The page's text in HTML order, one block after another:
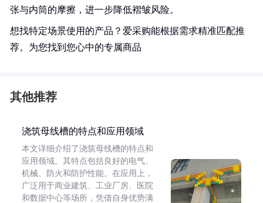
张与内筒的摩擦，进一步降低褶皱风险。
想找特定场景使用的产品？爱采购能根据需求精准匹配推
荐。为您找到您心中的专属商品
其他推荐
浇筑母线槽的特点和应用领域
本文详细介绍了浇筑母线槽的特点和
应用领域。其特点包括良好的电气、
机械、防火和防护性能。在应用上，
广泛用于商业建筑、工业厂房、医院
和数据中心等场所，凭借自身优势满